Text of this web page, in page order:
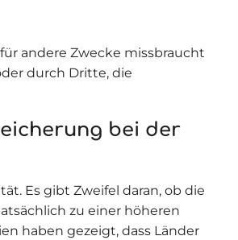
andere Zwecke missbraucht
durch Dritte, die
bei der
Es gibt Zweifel daran, ob die
zu einer höheren
haben gezeigt, dass Länder